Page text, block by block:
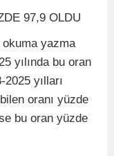
97,9 OLDU
okuma yazma
yılında bu oran
yılları
oranı yüzde
bu oran yüzde